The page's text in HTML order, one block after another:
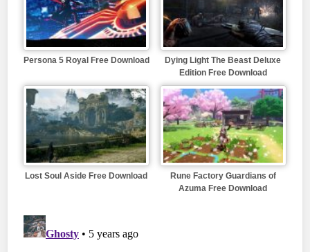
Persona 5 Royal Free Download
Dying Light The Beast Deluxe
Edition Free Download
Lost Soul Aside Free Download
Rune Factory Guardians of
Azuma Free Download